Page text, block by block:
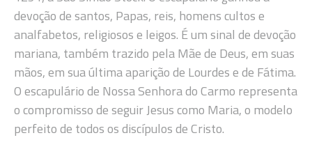
devoção de santos, Papas, reis, homens cultos e
analfabetos, religiosos e leigos. É um sinal de devoção
mariana, também trazido pela Mãe de Deus, em suas
mãos, em sua última aparição de Lourdes e de Fátima.
O escapulário de Nossa Senhora do Carmo representa
o compromisso de seguir Jesus como Maria, o modelo
perfeito de todos os discípulos de Cristo.